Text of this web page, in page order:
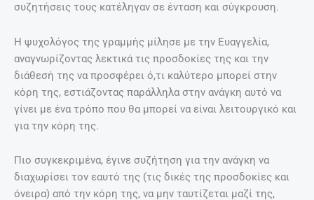
συζητήσεις τους κατέληγαν σε ένταση και σύγκρουση.
Η ψυχολόγος της γραμμής μίλησε με την Ευαγγελία,
αναγνωρίζοντας λεκτικά τις προσδοκίες της και την
διάθεσή της να προσφέρει ό,τι καλύτερο μπορεί στην
κόρη της, εστιάζοντας παράλληλα στην ανάγκη αυτό να
γίνει με ένα τρόπο που θα μπορεί να είναι λειτουργικό και
για την κόρη της.
Πιο συγκεκριμένα, έγινε συζήτηση για την ανάγκη να
διαχωρίσει τον εαυτό της (τις δικές της προσδοκίες και
όνειρα) από την κόρη της, να μην ταυτίζεται μαζί της,